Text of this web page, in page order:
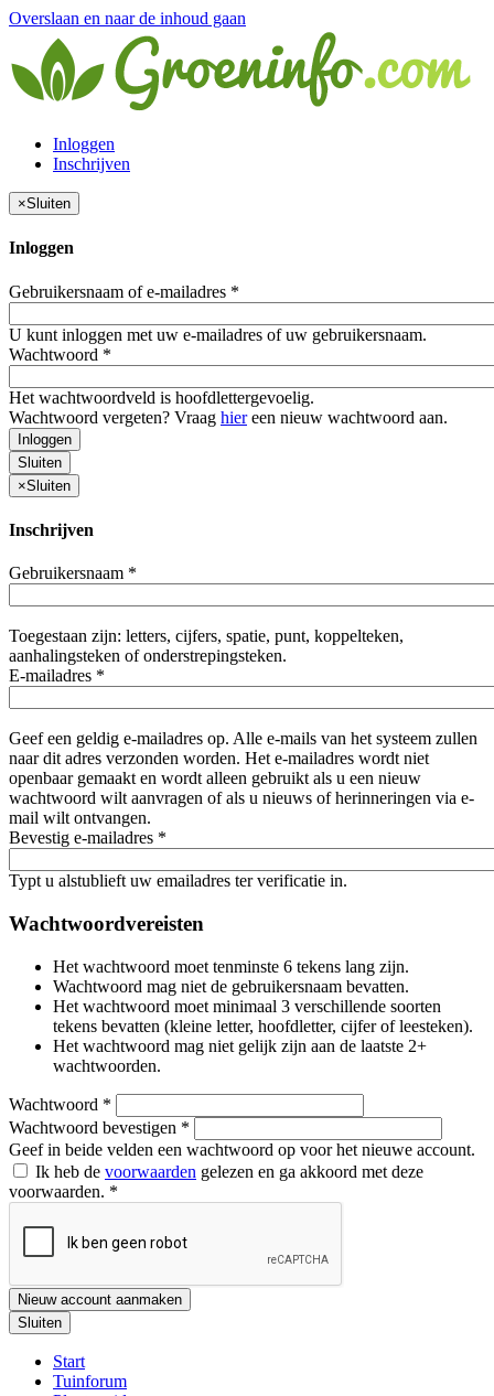
Overslaan en naar de inhoud gaan
Inloggen
Inschrijven
×Sluiten
Inloggen
Gebruikersnaam of e-mailadres *
U kunt inloggen met uw e-mailadres of uw gebruikersnaam.
Wachtwoord *
Het wachtwoordveld is hoofdlettergevoelig.
Wachtwoord vergeten? Vraag hiereen nieuw wachtwoord aan.
Inloggen
Sluiten
×Sluiten
Inschrijven
Gebruikersnaam *
Toegestaan zijn: letters, cijfers, spatie, punt, koppelteken,
aanhalingsteken of onderstrepingsteken.
E-mailadres *
Geef een geldig e-mailadres op. Alle e-mails van het systeem zullen
naar dit adres verzonden worden. Het e-mailadres wordt niet
openbaar gemaakt en wordt alleen gebruikt als u een nieuw
wachtwoord wilt aanvragen of als u nieuws of herinneringen via e-
mail wilt ontvangen.
Bevestig e-mailadres *
Typt u alstublieft uw emailadres ter verificatie in.
Wachtwoordvereisten
Het wachtwoord moet tenminste 6 tekens lang zijn.
Wachtwoord mag niet de gebruikersnaam bevatten.
Het wachtwoord moet minimaal 3 verschillende soorten
tekens bevatten (kleine letter, hoofdletter, cijfer of leesteken).
Het wachtwoord mag niet gelijk zijn aan de laatste 2+
wachtwoorden.
Wachtwoord *
Wachtwoord bevestigen *
Geef in beide velden een wachtwoord op voor het nieuwe account.
Ik heb de voorwaarden gelezen en ga akkoord met deze
voorwaarden. *
Nieuw account aanmaken
Sluiten
Start
Tuinforum